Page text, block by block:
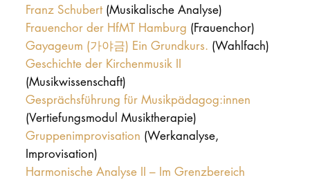
Franz Schubert (Musikalische Analyse)
Frauenchor der HfMT Hamburg (Frauenchor)
Gayageum (가야금) Ein Grundkurs. (Wahlfach)
Geschichte der Kirchenmusik II
(Musikwissenschaft)
Gesprächsführung für Musikpädagog:innen
(Vertiefungsmodul Musiktherapie)
Gruppenimprovisation (Werkanalyse,
Improvisation)
Harmonische Analyse II – Im Grenzbereich